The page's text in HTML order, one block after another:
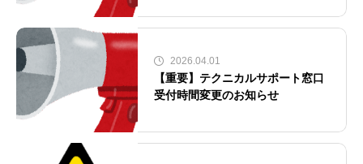
2026.04.01
【重要】テクニカルサポート窓口
受付時間変更のお知らせ